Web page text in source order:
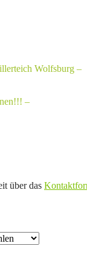
Wolfsburg –
–
über das